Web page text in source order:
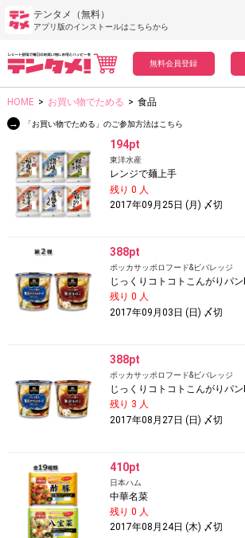
テンタメ（無料）
アプリ版のインストールはこちらから
無料会員登録
HOME > お買い物でためる > 食品
→
「お買い物でためる」のご参加方法はこちら
194pt
東洋水産
レンジで麺上手
残り 0 人
2017年09月25日 (月) 〆切
388pt
ポッカサッポロフード&ビバレッジ
じっくりコトコトこんがりパン
残り 0 人
2017年09月03日 (日) 〆切
388pt
ポッカサッポロフード&ビバレッジ
じっくりコトコトこんがりパン
残り 3 人
2017年08月27日 (日) 〆切
410pt
日本ハム
中華名菜
残り 0 人
2017年08月24日 (木) 〆切